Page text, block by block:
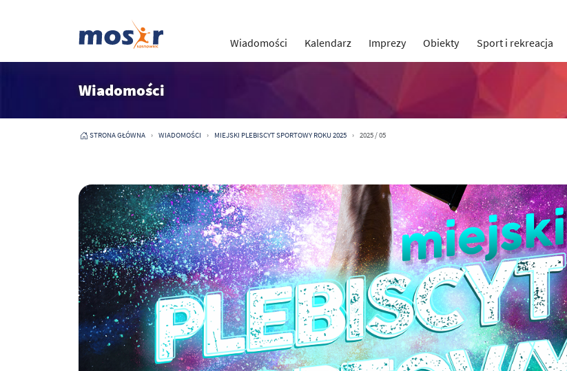
Wiadomości Kalendarz Imprezy Obiekty Sport i rekreacja
Wiadomości
STRONA GŁÓWNA WIADOMOŚCI MIEJSKI PLEBISCYT SPORTOWY ROKU 2025 2025 / 05